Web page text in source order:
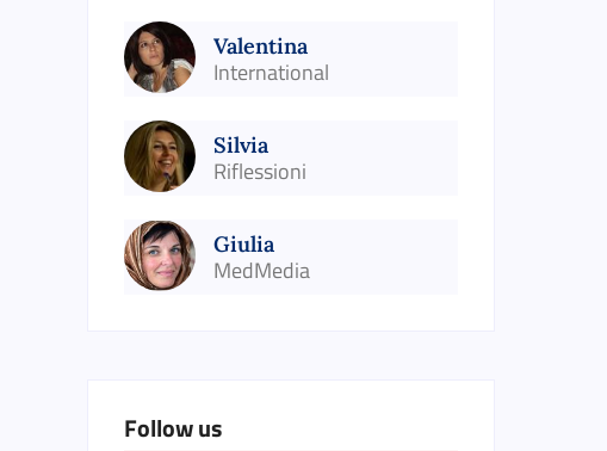
Valentina
International
Silvia
Riflessioni
Giulia
MedMedia
Follow us